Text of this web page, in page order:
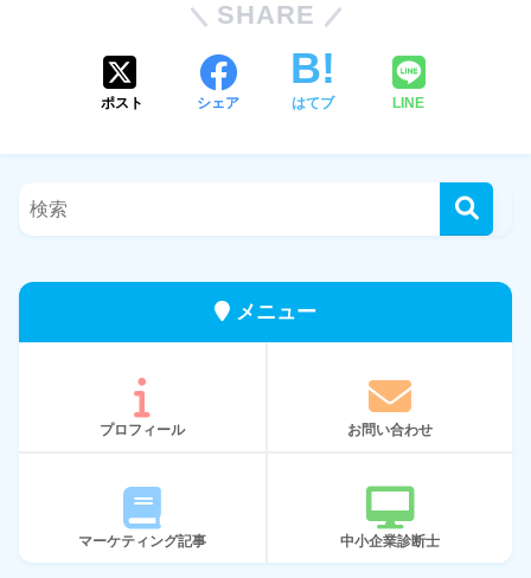
SHARE
ポスト シェア はてブ LINE
メニュー
プロフィール お問い合わせ
マーケティング記事 中小企業診断士